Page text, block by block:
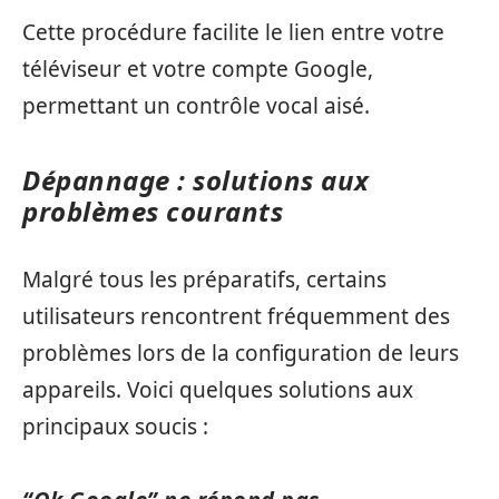
Cette procédure facilite le lien entre votre
téléviseur et votre compte Google,
permettant un contrôle vocal aisé.
Dépannage : solutions aux
problèmes courants
Malgré tous les préparatifs, certains
utilisateurs rencontrent fréquemment des
problèmes lors de la configuration de leurs
appareils. Voici quelques solutions aux
principaux soucis :